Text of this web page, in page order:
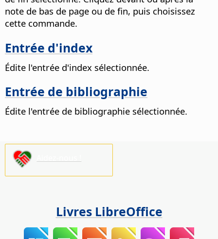
note de bas de page ou de fin, puis choisissez
cette commande.
Entrée d'index
Édite l'entrée d'index sélectionnée.
Entrée de bibliographie
Édite l'entrée de bibliographie sélectionnée.
Livres LibreOffice